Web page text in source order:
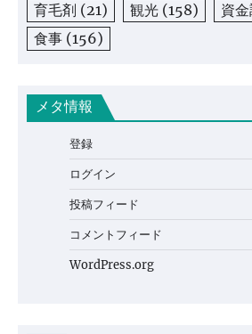
育毛剤 (21) 観光 (158) 資
食事 (156)
メタ情報
登録
ログイン
投稿フィード
コメントフィード
WordPress.org